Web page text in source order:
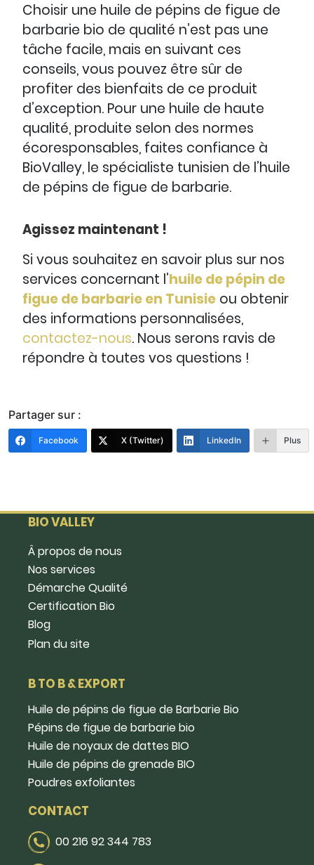
Choisir une huile de pépins de figue de
barbarie bio de qualité n’est pas une
tâche facile, mais en suivant ces
conseils, vous pouvez être sûr de
profiter des bienfaits de ce produit
d’exception. Pour une huile de haute
qualité, produite selon des normes
écoresponsables, faites confiance à
BioValley, le spécialiste tunisien de l’huile
de pépins de figue de barbarie.
Agissez maintenant !
Si vous souhaitez en savoir plus sur nos
services concernant l’huile de pépin de
figue de barbarie en Tunisie ou obtenir
des informations personnalisées,
contactez-nous. Nous serons ravis de
répondre à toutes vos questions !
Partager sur :
Facebook X (Twitter) LinkedIn Plus
BIO VALLEY
Â propos de nous
Nos services
Démarche Qualité
Certification Bio
Blog
Plan du site
B TO B & EXPORT
Huile de pépins de figue de Barbarie Bio
Pépins de figue de barbarie bio
Huile de noyaux de dattes BIO
Huile de pépins de grenade BIO
Poudres exfoliantes
CONTACT
00 216 92 344 783